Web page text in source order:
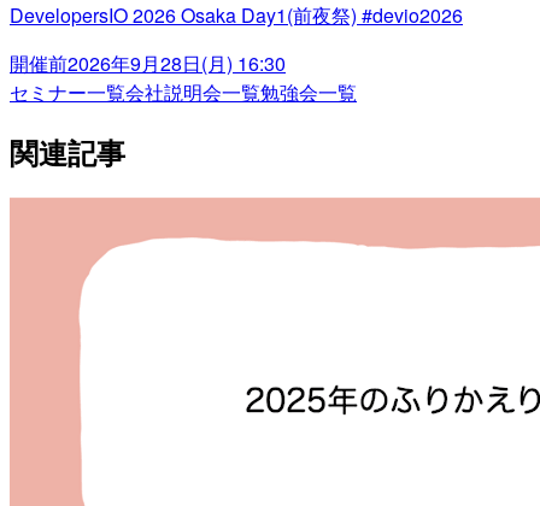
DevelopersIO 2026 Osaka Day1(前夜祭) #devio2026
開催前2026年9月28日(月) 16:30
セミナー一覧会社説明会一覧勉強会一覧
関連記事